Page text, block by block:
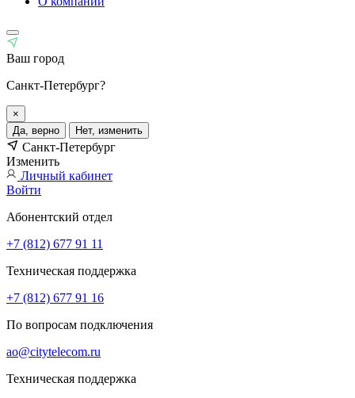
Ваш город
Санкт-Петербург?
×
Да, верно
Нет, изменить
Санкт-Петербург
Изменить
Личный кабинет
Войти
Абонентский отдел
+7 (812) 677 91 11
Техническая поддержка
+7 (812) 677 91 16
По вопросам подключения
ao@citytelecom.ru
Техническая поддержка